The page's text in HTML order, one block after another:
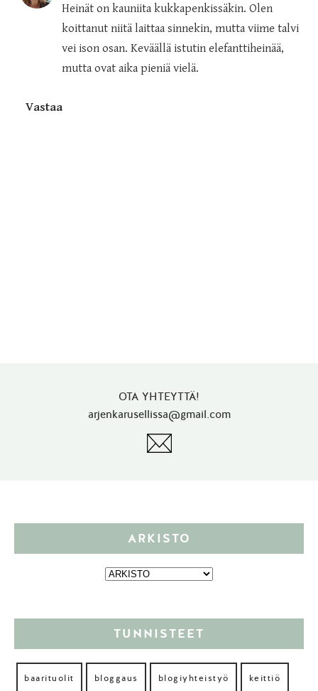
Heinät on kauniita kukkapenkissäkin. Olen
koittanut niitä laittaa sinnekin, mutta viime talvi
vei ison osan. Keväällä istutin elefanttiheinää,
mutta ovat aika pieniä vielä.
Vastaa
OTA YHTEYTTÄ!
arjenkarusellissa@gmail.com
ARKISTO
TUNNISTEET
baarituolit bloggaus blogiyhteistyö keittiö